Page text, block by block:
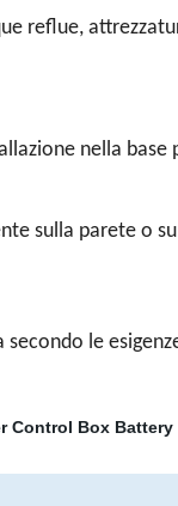
reflue,
nella
sulla parete o
le